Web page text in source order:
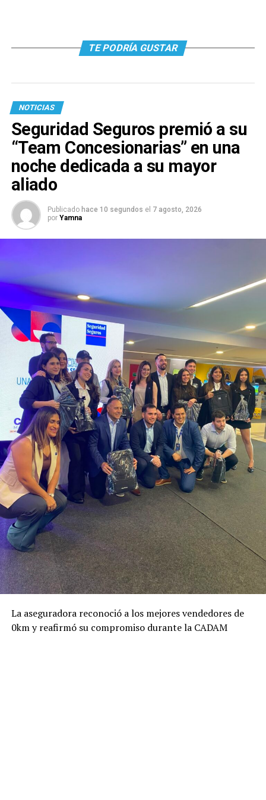
TE PODRÍA GUSTAR
NOTICIAS
Seguridad Seguros premió a su
“Team Concesionarias” en una
noche dedicada a su mayor
aliado
Publicado hace 10 segundos el 7 agosto, 2026
por Yamna
La aseguradora reconoció a los mejores vendedores de
0km y reafirmó su compromiso durante la CADAM